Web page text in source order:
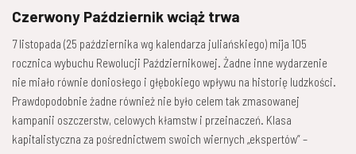
Czerwony Październik wciąż trwa
7 listopada (25 października wg kalendarza juliańskiego) mija 105
rocznica wybuchu Rewolucji Październikowej. Żadne inne wydarzenie
nie miało równie doniosłego i głębokiego wpływu na historię ludzkości.
Prawdopodobnie żadne również nie było celem tak zmasowanej
kampanii oszczerstw, celowych kłamstw i przeinaczeń. Klasa
kapitalistyczna za pośrednictwem swoich wiernych „ekspertów” –